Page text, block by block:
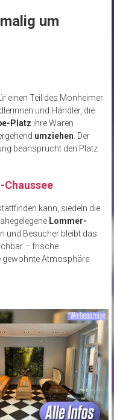
um
einen Teil des Monheimer
und Händler, die
Platz ihre Waren
umziehen. Der
beansprucht den Platz
kann, siedeln die
Lommer-
und Besucher bleibt das
– frische
gewohnte Atmosphäre